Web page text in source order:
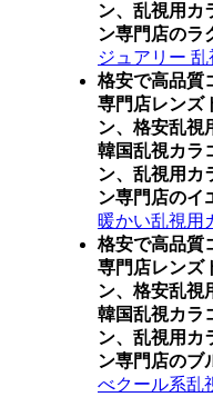
ン、乱視用カ
ン専門店のラ
ジュアリー
格安で高品質
専門店レンズ
ン、格安乱視
韓国乱視カラ
ン、乱視用カ
ン専門店のイ
暖かい乱視用
格安で高品質
専門店レンズ
ン、格安乱視
韓国乱視カラ
ン、乱視用カ
ン専門店のブ
べクール系乱